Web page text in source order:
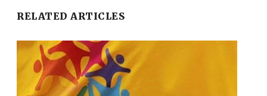
RELATED ARTICLES